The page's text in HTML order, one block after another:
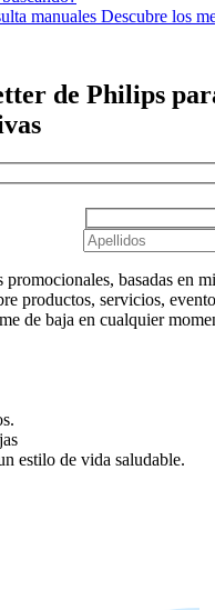
manuales Descubre los
de Philips
basadas en
productos, servicios,
de baja en cualquier
estilo de vida saludable.